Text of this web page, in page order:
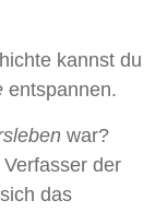
kannst du
entspannen.
war?
der
das